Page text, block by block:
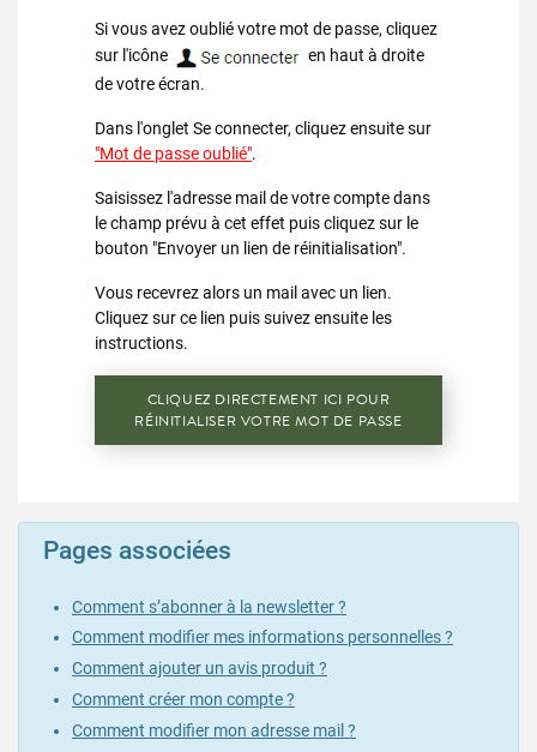
Si vous avez oublié votre mot de passe, cliquez
sur l'icône
en haut à droite
de votre écran.
Dans l'onglet Se connecter, cliquez ensuite sur
"Mot de passe oublié".
Saisissez l'adresse mail de votre compte dans
le champ prévu à cet effet puis cliquez sur le
bouton "Envoyer un lien de réinitialisation".
Vous recevrez alors un mail avec un lien.
Cliquez sur ce lien puis suivez ensuite les
instructions.
CLIQUEZ DIRECTEMENT ICI POUR
RÉINITIALISER VOTRE MOT DE PASSE
Pages associées
Comment s’abonner à la newsletter ?
Comment modifier mes informations personnelles ?
Comment ajouter un avis produit ?
Comment créer mon compte ?
Comment modifier mon adresse mail ?